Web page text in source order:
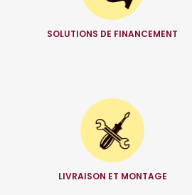
SOLUTIONS DE FINANCEMENT
LIVRAISON ET MONTAGE